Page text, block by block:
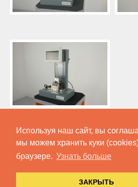
Используя наш сайт, вы
мы можем хранить куки
браузере. Узнать больше
ЗАКРЫТЬ
Copyright © Компания «Метротест», 2016-